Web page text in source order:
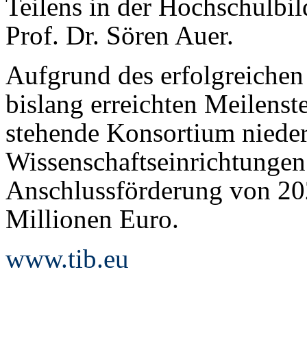
Teilens in der
Prof. Dr. Sören Auer.
Aufgrund des
bislang erreichten
stehende Konsortium
Anschlussförderung von
Millionen Euro.
www.tib.eu